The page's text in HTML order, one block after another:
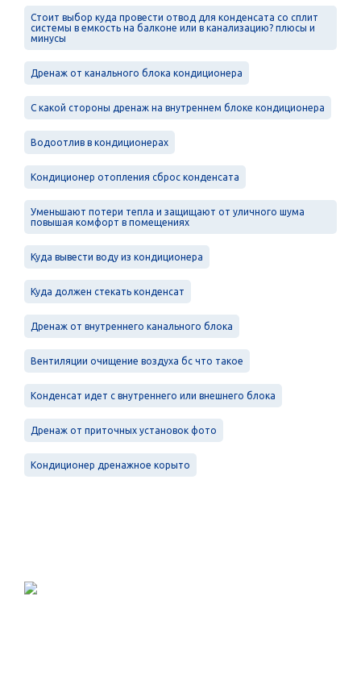
Стоит выбор куда провести отвод для конденсата со сплит
системы в емкость на балконе или в канализацию? плюсы и
минусы
Дренаж от канального блока кондиционера
С какой стороны дренаж на внутреннем блоке кондиционера
Водоотлив в кондиционерах
Кондиционер отопления сброс конденсата
Уменьшают потери тепла и защищают от уличного шума
повышая комфорт в помещениях
Куда вывести воду из кондиционера
Куда должен стекать конденсат
Дренаж от внутреннего канального блока
Вентиляции очищение воздуха бс что такое
Конденсат идет с внутреннего или внешнего блока
Дренаж от приточных установок фото
Кондиционер дренажное корыто